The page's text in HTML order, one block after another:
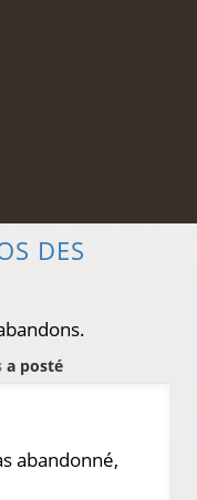
DES
a posté
abandonné,